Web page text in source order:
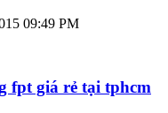
09:49 PM
fpt giá rẻ tại tphcm